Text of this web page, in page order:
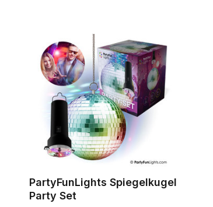
PartyFunLights Spiegelkugel
Party Set